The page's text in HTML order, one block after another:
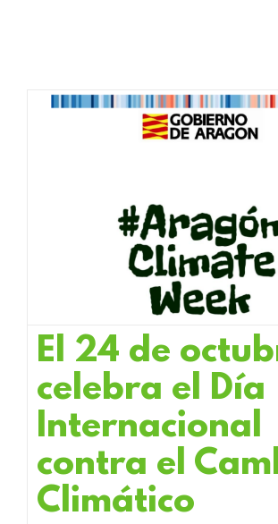
El 24 de
celebra el Día
Internacional
contra el
Climático